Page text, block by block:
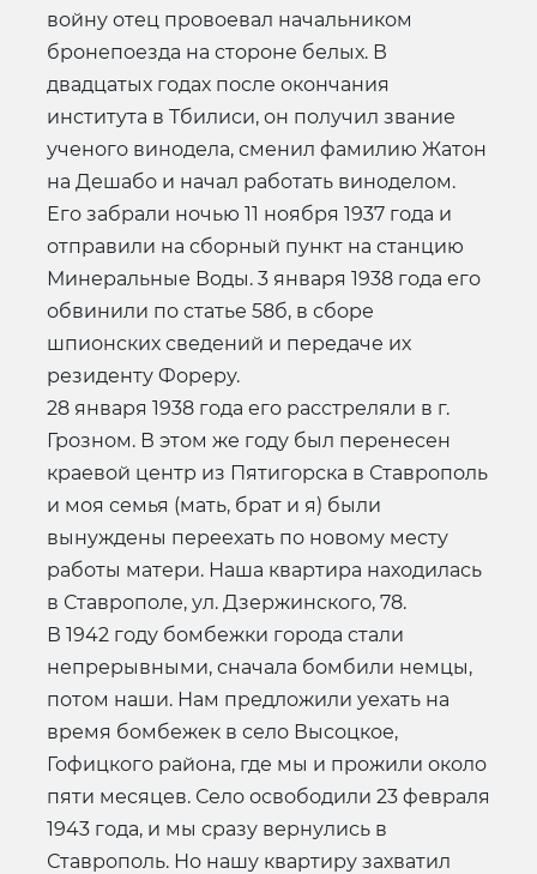
войну отец провоевал начальником
бронепоезда на стороне белых. В
двадцатых годах после окончания
института в Тбилиси, он получил звание
ученого винодела, сменил фамилию Жатон
на Дешабо и начал работать виноделом.
Его забрали ночью 11 ноября 1937 года и
отправили на сборный пункт на станцию
Минеральные Воды. 3 января 1938 года его
обвинили по статье 58б, в сборе
шпионских сведений и передаче их
резиденту Фореру.
28 января 1938 года его расстреляли в г.
Грозном. В этом же году был перенесен
краевой центр из Пятигорска в Ставрополь
и моя семья (мать, брат и я) были
вынуждены переехать по новому месту
работы матери. Наша квартира находилась
в Ставрополе, ул. Дзержинского, 78.
В 1942 году бомбежки города стали
непрерывными, сначала бомбили немцы,
потом наши. Нам предложили уехать на
время бомбежек в село Высоцкое,
Гофицкого района, где мы и прожили около
пяти месяцев. Село освободили 23 февраля
1943 года, и мы сразу вернулись в
Ставрополь. Но нашу квартиру захватил